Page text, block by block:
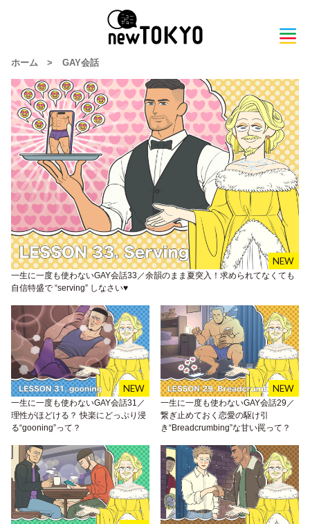
ホーム > GAY会話
一生に一度も使わないGAY会話33／余韻のまま夏突入！求められてなくても
自信特盛で “serving” しなさい♥
一生に一度も使わないGAY会話31／
理性がほどける？ 快楽にどっぷり浸
る“gooning”って？
一生に一度も使わないGAY会話29／
繋ぎ止めておく恋愛の駆け引
き“Breadcrumbing”な甘い罠って？